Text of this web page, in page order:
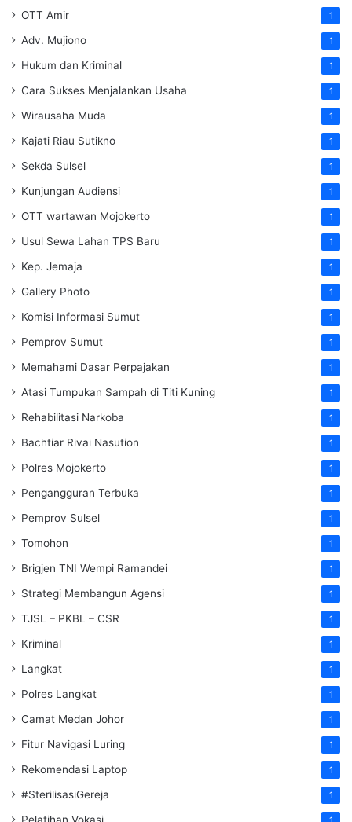
OTT Amir 1
Adv. Mujiono 1
Hukum dan Kriminal 1
Cara Sukses Menjalankan Usaha 1
Wirausaha Muda 1
Kajati Riau Sutikno 1
Sekda Sulsel 1
Kunjungan Audiensi 1
OTT wartawan Mojokerto 1
Usul Sewa Lahan TPS Baru 1
Kep. Jemaja 1
Gallery Photo 1
Komisi Informasi Sumut 1
Pemprov Sumut 1
Memahami Dasar Perpajakan 1
Atasi Tumpukan Sampah di Titi Kuning 1
Rehabilitasi Narkoba 1
Bachtiar Rivai Nasution 1
Polres Mojokerto 1
Pengangguran Terbuka 1
Pemprov Sulsel 1
Tomohon 1
Brigjen TNI Wempi Ramandei 1
Strategi Membangun Agensi 1
TJSL – PKBL – CSR 1
Kriminal 1
Langkat 1
Polres Langkat 1
Camat Medan Johor 1
Fitur Navigasi Luring 1
Rekomendasi Laptop 1
#SterilisasiGereja 1